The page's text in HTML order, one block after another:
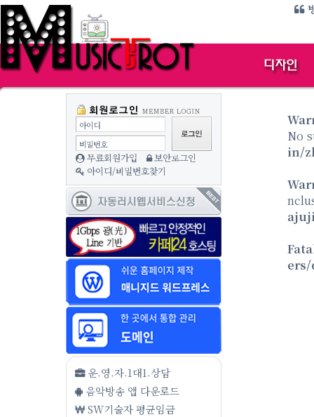
아이디
비밀번호
무료회원가입
보안로그인
아이디/비밀번호찾기
운.영.자.1대1.상담
음악방송 앱 다운로드
SW기술자 평균임금
No
in/